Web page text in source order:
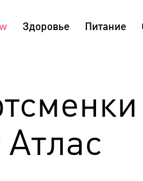
Здоровье Питание